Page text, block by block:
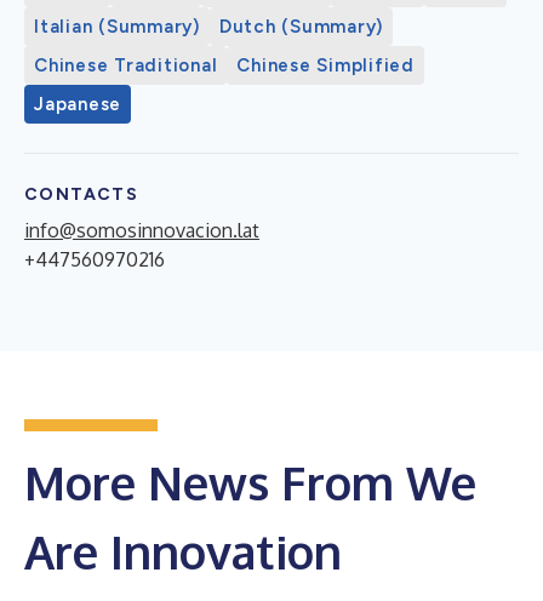
Italian (Summary)
Dutch (Summary)
Chinese Traditional
Chinese Simplified
Japanese
CONTACTS
info@somosinnovacion.lat
+447560970216
More News From We
Are Innovation